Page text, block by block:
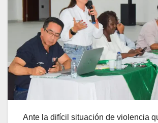
Ante la difícil situación de violencia